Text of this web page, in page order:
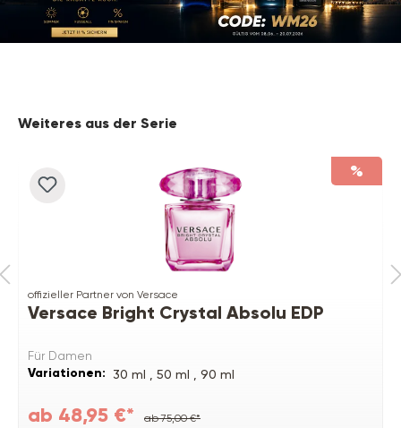
Produktgalerie überspringen
Weiteres aus der Serie
%
offizieller Partner von Versace
Versace Bright Crystal Absolu EDP
Für Damen
Variationen: 30 ml , 50 ml , 90 ml
ab 48,95 €* ab 75,00 €*